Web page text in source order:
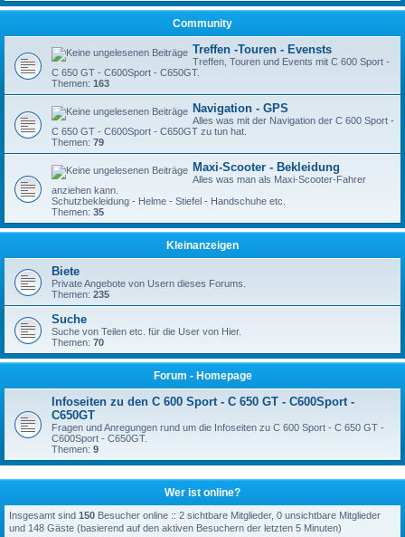
Community
Treffen -Touren - Evensts
Treffen, Touren und Events mit C 600 Sport -
C 650 GT - C600Sport - C650GT.
Themen: 163
Navigation - GPS
Alles was mit der Navigation der C 600 Sport -
C 650 GT - C600Sport - C650GT zu tun hat.
Themen: 79
Maxi-Scooter - Bekleidung
Alles was man als Maxi-Scooter-Fahrer
anziehen kann.
Schutzbekleidung - Helme - Stiefel - Handschuhe etc.
Themen: 35
Kleinanzeigen
Biete
Private Angebote von Usern dieses Forums.
Themen: 235
Suche
Suche von Teilen etc. für die User von Hier.
Themen: 70
Forum - Homepage
Infoseiten zu den C 600 Sport - C 650 GT - C600Sport -
C650GT
Fragen und Anregungen rund um die Infoseiten zu C 600 Sport - C 650 GT -
C600Sport - C650GT.
Themen: 9
Wer ist online?
Insgesamt sind 150 Besucher online :: 2 sichtbare Mitglieder, 0 unsichtbare Mitglieder
und 148 Gäste (basierend auf den aktiven Besuchern der letzten 5 Minuten)